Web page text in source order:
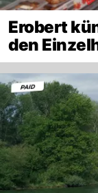
Erobert
den